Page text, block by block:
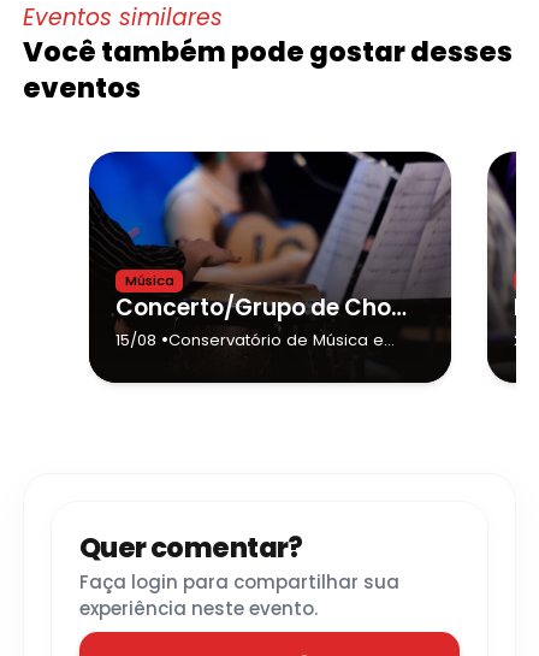
Eventos similares
Você também pode gostar desses
eventos
Música
Concerto/Grupo de Choro do Conservatório de Tatuí e Convidados(as)
15/08 •Conservatório de Música e
de Tatuí (Sede)- Tatuí
Quer comentar?
Faça login para compartilhar sua
experiência neste evento.